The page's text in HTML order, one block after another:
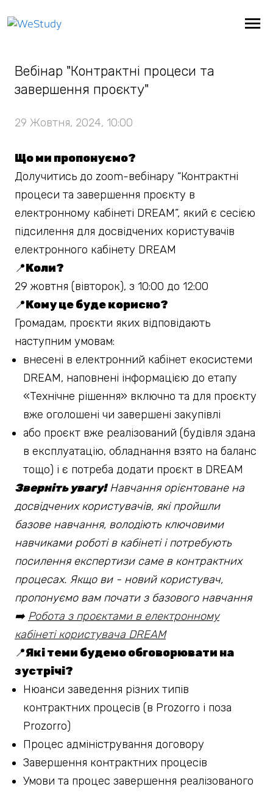
Повернутися
Вебінар "Контрактні процеси та
завершення проєкту"
29 Жовтня, 2024, 10:00
Що ми пропонуємо?
Долучитись до zoom-вебінару “Контрактні
процеси та завершення проєкту в
електронному кабінеті DREAM”, який є сесією
підсилення для досвідчених користувачів
електронного кабінету DREAM
📍Коли?
29 жовтня (вівторок), з 10:00 до 12:00
📍Кому це буде корисно?
Громадам, проєкти яких відповідають
наступним умовам:
внесені в електронний кабінет екосистеми
DREAM, наповнені інформацією до етапу
«Технічне рішення» включно та для проєкту
вже оголошені чи завершені закупівлі
або проєкт вже реалізований (будівля здана
в експлуатацію, обладнання взято на баланс
тощо) і є потреба додати проєкт в DREAM
Зверніть увагу! Навчання орієнтоване на
досвідчених користувачів, які пройшли
базове навчання, володіють ключовими
навчиками роботі в кабінеті і потребують
посилення експертизи саме в контрактних
процесах. Якщо ви - новий користувач,
пропонуємо вам почати з базового навчання
➡️ Робота з проєктами в електронному
кабінеті користувача DREAM
📍Які теми будемо обговорювати на
зустрічі?
Нюанси заведення різних типів
контрактних процесів (в Prozorro і поза
Prozorro)
Процес адміністрування договору
Завершення контрактних процесів
Умови та процес завершення реалізованого